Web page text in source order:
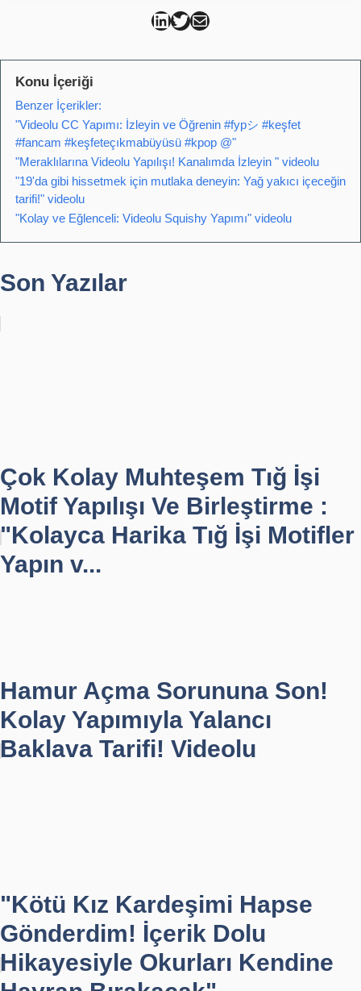
Can Kütahya Linkedin
Can Kütahya Twitter
Can Kütahya Mail
Konu İçeriği
Benzer İçerikler:
"Videolu CC Yapımı: İzleyin ve Öğrenin #fypシ #keşfet
#fancam #keşfeteçıkmabüyüsü #kpop @"
"Meraklılarına Videolu Yapılışı! Kanalımda İzleyin " videolu
"19'da gibi hissetmek için mutlaka deneyin: Yağ yakıcı içeceğin
tarifi!" videolu
"Kolay ve Eğlenceli: Videolu Squishy Yapımı" videolu
Son Yazılar
Çok Kolay Muhteşem Tığ İşi
Motif Yapılışı Ve Birleştirme :
"Kolayca Harika Tığ İşi Motifler
Yapın v...
Hamur Açma Sorununa Son!
Kolay Yapımıyla Yalancı
Baklava Tarifi! Videolu
"Kötü Kız Kardeşimi Hapse
Gönderdim! İçerik Dolu
Hikayesiyle Okurları Kendine